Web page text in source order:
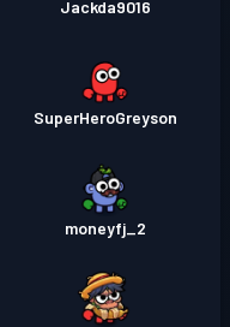
Jackda9016
SuperHeroGreyson
moneyfj_2